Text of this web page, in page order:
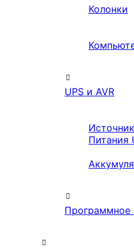
Колонки
UPS и AVR
Питания
Программное